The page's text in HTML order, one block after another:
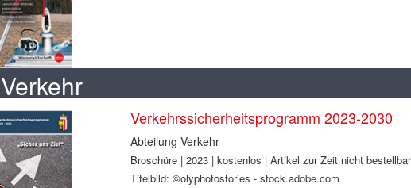
Verkehr
Verkehrssicherheitsprogramm 2023-2030
Abteilung Verkehr
Broschüre | 2023 | kostenlos | Artikel zur Zeit nicht bestellbar
Titelbild: ©olyphotostories - stock.adobe.com